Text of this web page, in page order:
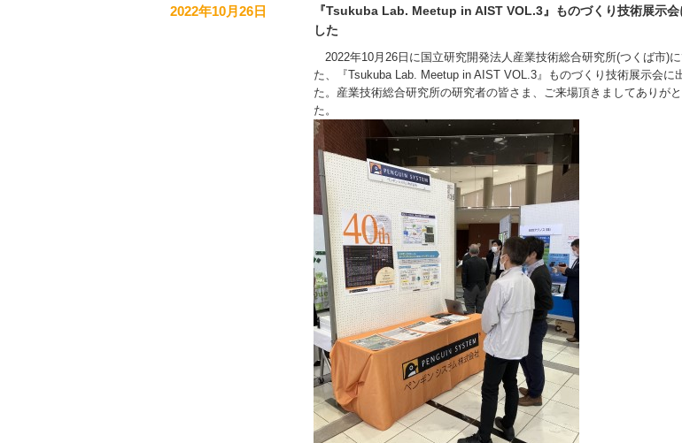
2022年10月26日
『Tsukuba Lab. Meetup in AIST VOL.3』ものづくり技術展示会
した
2022年10月26日に国立研究開発法人産業技術総合研究所(つくば市)
た、『Tsukuba Lab. Meetup in AIST VOL.3』ものづくり技術展示会に
た。産業技術総合研究所の研究者の皆さま、ご来場頂きましてありが
た。